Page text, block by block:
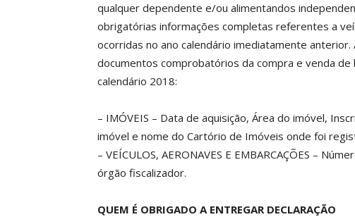
qualquer dependente e/ou alimentandos
obrigatórias informações completas referentes a
ocorridas no ano calendário imediatamente
documentos comprobatórios da compra e venda
calendário 2018:
– IMÓVEIS – Data de aquisição, Área do imóvel,
imóvel e nome do Cartório de Imóveis onde foi
– VEÍCULOS, AERONAVES E EMBARCAÇÕES –
órgão fiscalizador.
QUEM É OBRIGADO A ENTREGAR DECLARAÇÃO